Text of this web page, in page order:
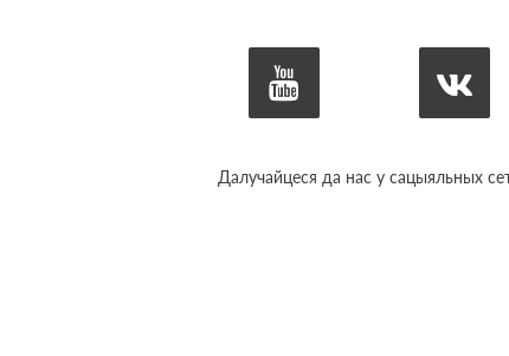
Далучайцеся да нас у сацыяльных